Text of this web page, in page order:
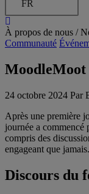
FR
À propos de nous /
Communauté
MoodleMoot
24 octobre 2024 Par
Après une première
journée a commencé
compris des
engageant que jamais.
Discours du